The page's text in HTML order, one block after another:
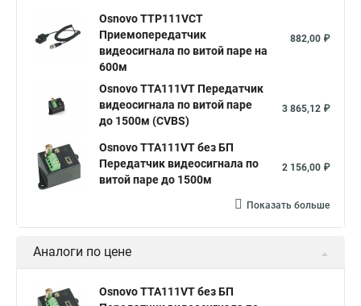
Osnovo TTP111VCT
Приемопередатчик
видеосигнала по витой паре на
600м
882,00 ₽
Osnovo TTA111VT Передатчик
видеосигнала по витой паре
до 1500м (CVBS)
3 865,12 ₽
Osnovo TTA111VT без БП
Передатчик видеосигнала по
витой паре до 1500м
2 156,00 ₽
Показать больше
Аналоги по цене
Osnovo TTA111VT без БП